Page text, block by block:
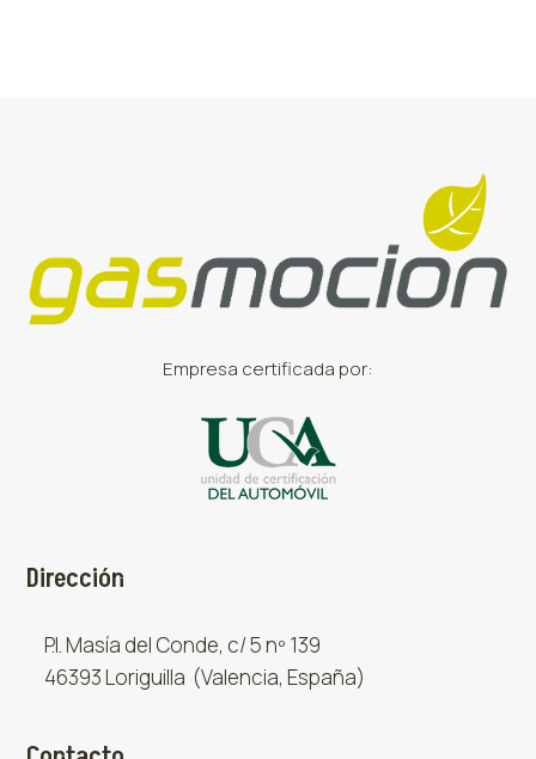
Empresa certificada por:
Dirección
P.I. Masía del Conde, c/ 5 nº 139
46393 Loriguilla (Valencia, España)